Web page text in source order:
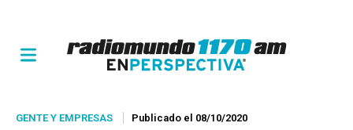
GENTE Y EMPRESAS Publicado el 08/10/2020